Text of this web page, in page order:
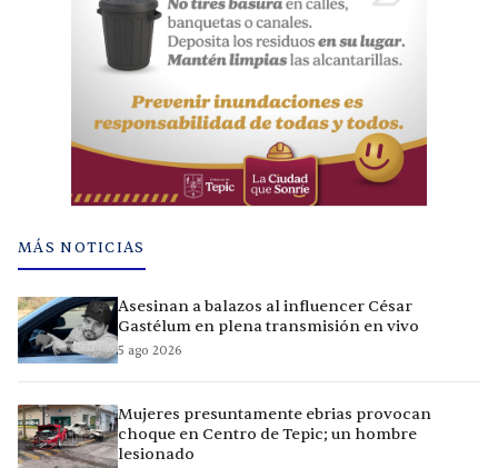
MÁS NOTICIAS
Asesinan a balazos al influencer César
Gastélum en plena transmisión en vivo
5 ago 2026
Mujeres presuntamente ebrias provocan
choque en Centro de Tepic; un hombre
lesionado